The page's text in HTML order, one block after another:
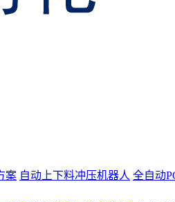
案 自动上下料冲压机器人 全自动